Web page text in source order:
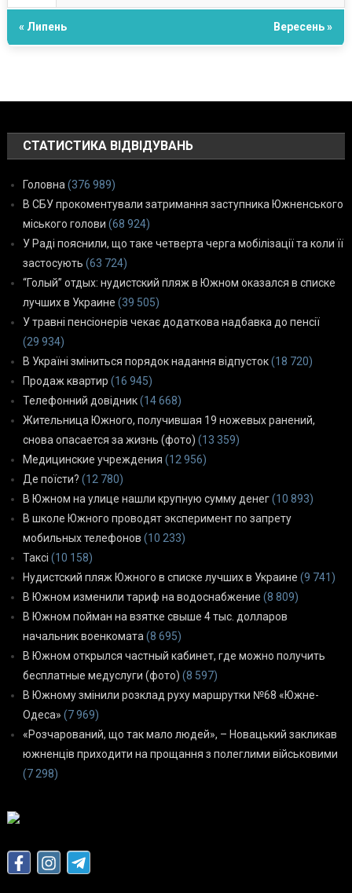
« Липень Вересень »
СТАТИСТИКА ВІДВІДУВАНЬ
Головна (376 989)
В СБУ прокоментували затримання заступника Южненського
міського голови (68 924)
У Раді пояснили, що таке четверта черга мобілізації та коли її
застосують (63 724)
“Голый” отдых: нудистский пляж в Южном оказался в списке
лучших в Украине (39 505)
У травні пенсіонерів чекає додаткова надбавка до пенсії
(29 934)
В Україні зміниться порядок надання відпусток(18 720)
Продаж квартир (16 945)
Телефонний довідник(14 668)
Жительница Южного, получившая 19 ножевых ранений,
снова опасается за жизнь (фото) (13 359)
Медицинские учреждения (12 956)
Де поїсти? (12 780)
В Южном на улице нашли крупную сумму денег(10 893)
В школе Южного проводят эксперимент по запрету
мобильных телефонов (10 233)
Таксі (10 158)
Нудистский пляж Южного в списке лучших в Украине (9 741)
В Южном изменили тариф на водоснабжение (8 809)
В Южном пойман на взятке свыше 4 тыс. долларов
начальник военкомата (8 695)
В Южном открылся частный кабинет, где можно получить
бесплатные медуслуги (фото) (8 597)
В Южному змінили розклад руху маршрутки №68 «Южне-
Одеса» (7 969)
«Розчарований, що так мало людей», – Новацький закликав
южненців приходити на прощання з полеглими військовими
(7 298)